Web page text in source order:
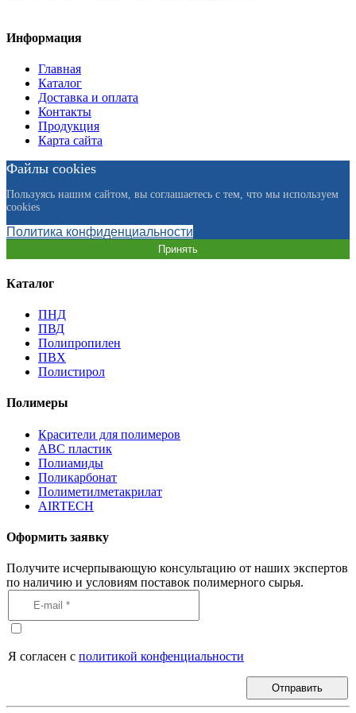
Информация
Главная
Каталог
Доставка и оплата
Контакты
Продукция
Карта сайта
Файлы cookies
Пользуясь нашим сайтом, вы соглашаетесь с тем, что мы используем
cookies
Политика конфиденциальности
Принять
Каталог
ПНД
ПВД
Полипропилен
ПВХ
Полистирол
Полимеры
Красители для полимеров
АВС пластик
Полиамиды
Поликарбонат
Полиметилметакрилат
AIRTECH
Оформить заявку
Получите исчерпывающую консультацию от наших экспертов
по наличию и условиям поставок полимерного сырья.
Я согласен с политикой конфенциальности
Отправить